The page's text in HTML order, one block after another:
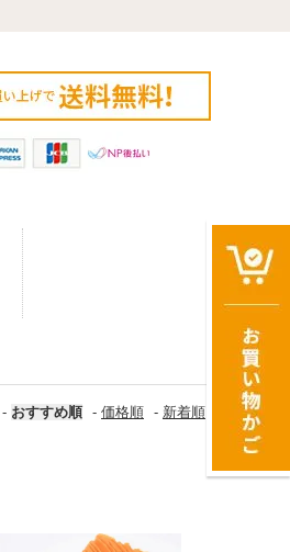
- おすすめ順 - 価格順 - 新着順